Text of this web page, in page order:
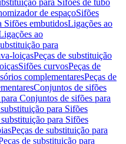
para Sifões de tubo
de espaçoSifões
Sifões embutidosLigações ao
ao
para
loiçasPeças de substituição
Sifões curvosPeças de
complementaresPeças de
Conjuntos de sifões
Conjuntos de sifões para
para Sifões
substituição para Sifões
Peças de substituição para
de substituição para